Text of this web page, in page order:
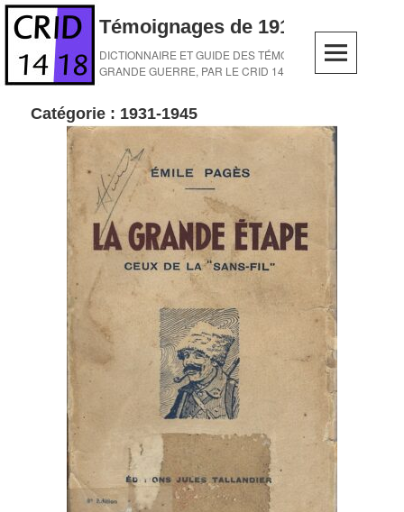
Skip
content
Témoignages de 1914-1918
DICTIONNAIRE ET GUIDE DES TÉMOINS DE LA
GRANDE GUERRE, PAR LE CRID 14-18
Catégorie : 1931-1945